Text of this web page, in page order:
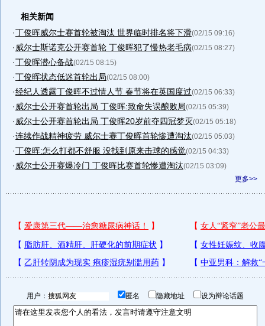
相关新闻
·丁俊晖威尔士赛首轮被淘汰 世界临时排名将下滑(02/15 09:16)
· 威尔士斯诺克公开赛首轮 丁俊晖犯了慢热老毛病(02/15 08:27)
·丁俊晖潜心备战(02/15 08:15)
·丁俊晖状态低迷首轮出局(02/15 08:00)
·经纪人透露丁俊晖不过情人节 春节将在英国度过(02/15 06:33)
· 威尔士公开赛首轮出局 丁俊晖:致命失误酿败局(02/15 05:39)
· 威尔士公开赛首轮出局 丁俊晖20岁前夺四冠梦灭(02/15 05:18)
·连续作战精神疲劳 威尔士赛丁俊晖首轮惨遭淘汰(02/15 05:03)
·丁俊晖:怎么打都不舒服 没找到原来击球的感觉(02/15 04:33)
· 威尔士公开赛爆冷门 丁俊晖比赛首轮惨遭淘汰(02/15 03:09)
更多>>
用户： 匿名 隐藏地址 设为辩论话题